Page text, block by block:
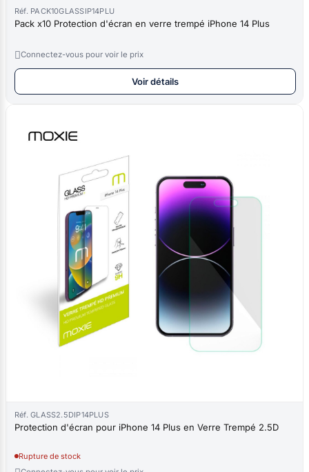
Réf. PACK10GLASSIP14PLU
Pack x10 Protection d'écran en verre trempé iPhone 14 Plus
Connectez-vous pour voir le prix
Voir détails
Réf. GLASS2.5DIP14PLUS
Protection d'écran pour iPhone 14 Plus en Verre Trempé 2.5D
Rupture de stock